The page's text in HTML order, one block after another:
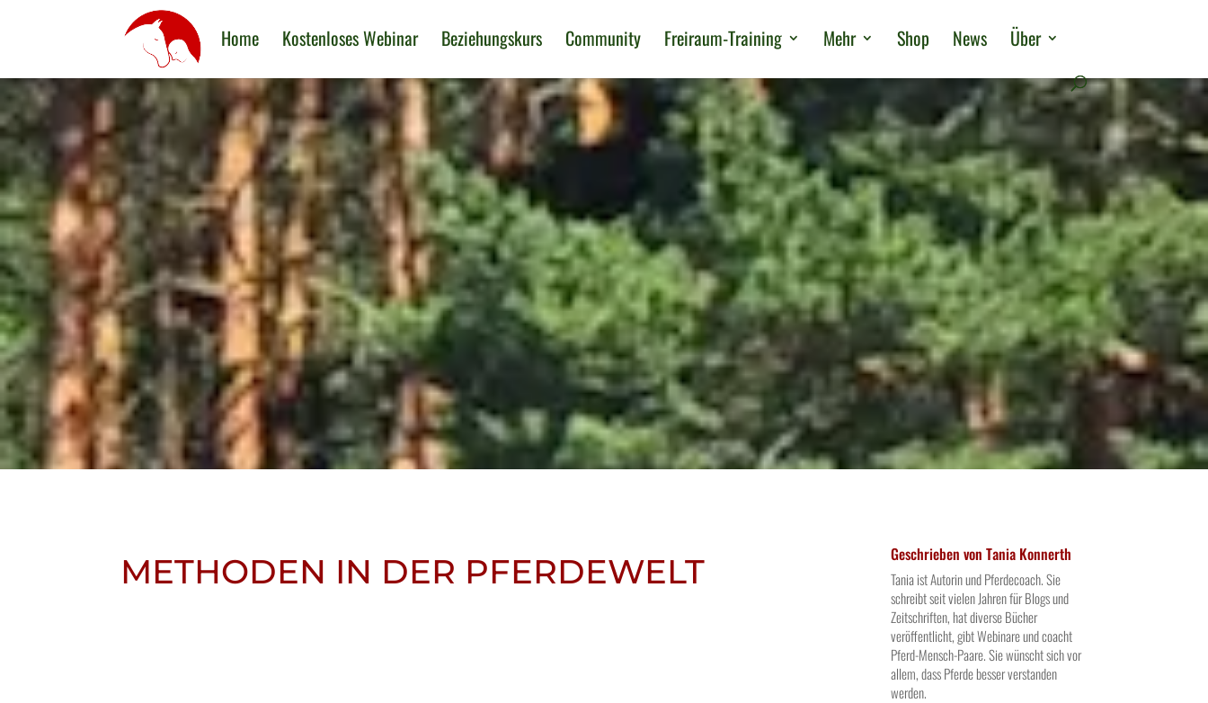
Home Kostenloses Webinar Beziehungskurs Community Freiraum-Training Mehr Shop News Über
METHODEN IN DER PFERDEWELT Geschrieben vonTania Konnerth
Tania ist Autorin und Pferdecoach. Sie
schreibt seit vielen Jahren für Blogs und
Zeitschriften, hat diverse Bücher
veröffentlicht, gibt Webinare und coacht
Pferd-Mensch-Paare. Sie wünscht sich vor
allem, dass Pferde besser verstanden
werden.